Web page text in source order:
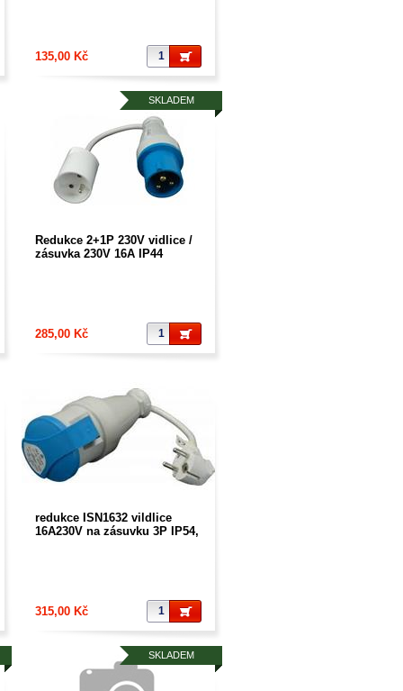
135,00 Kč
SKLADEM
Redukce 2+1P 230V vidlice /
zásuvka 230V 16A IP44
285,00 Kč
redukce ISN1632 vildlice
16A230V na zásuvku 3P IP54,
315,00 Kč
SKLADEM